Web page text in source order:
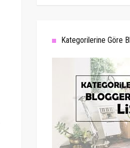
Kategorilerine Göre